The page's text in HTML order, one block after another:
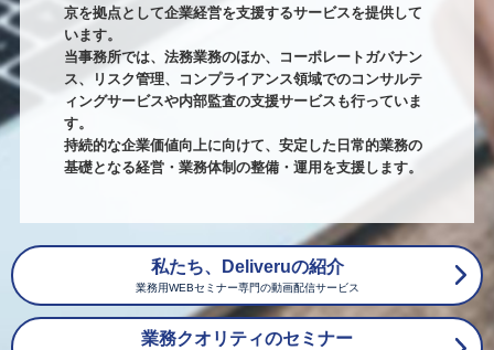
京を拠点として企業経営を支援するサービスを提供して
います。
当事務所では、法務業務のほか、コーポレートガバナン
ス、リスク管理、コンプライアンス領域でのコンサルテ
ィングサービスや内部監査の支援サービスも行っていま
す。
持続的な企業価値向上に向けて、安定した日常的業務の
基礎となる経営・業務体制の整備・運用を支援します。
私たち、Deliveruの紹介
業務用WEBセミナー専門の動画配信サービス
業務クオリティのセミナー